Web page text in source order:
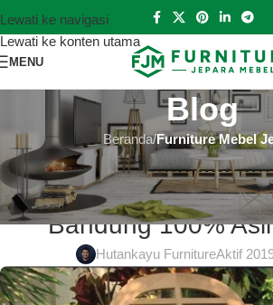
Lewati ke navigasi
Lewati ke konten utama
MENU
Blog
Beranda/Furniture Mebel
FURNITURE MEBEL
Mebel Jepara
Bandung 100%
Hutankayu FurnitureAktif